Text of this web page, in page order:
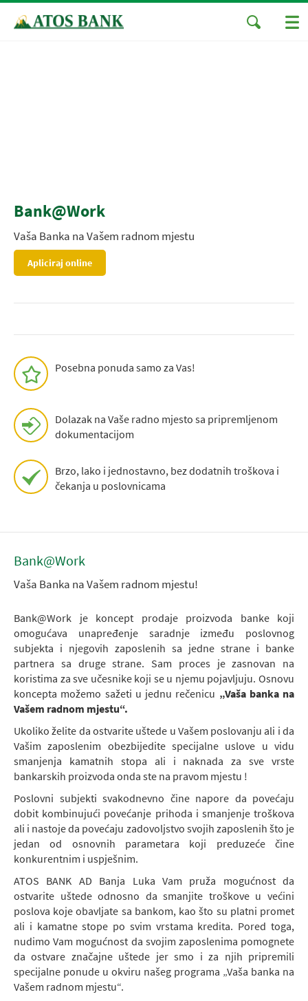
Bank@Work
Vaša Banka na Vašem radnom mjestu
Apliciraj online
Posebna ponuda samo za Vas!
Dolazak na Vaše radno mjesto sa pripremljenom
dokumentacijom
Brzo, lako i jednostavno, bez dodatnih troškova i
čekanja u poslovnicama
Bank@Work
Vaša Banka na Vašem radnom mjestu!
Bank@Work je koncept prodaje proizvoda banke koji
omogućava unapređenje saradnje između poslovnog
subjekta i njegovih zaposlenih sa jedne strane i banke
partnera sa druge strane. Sam proces je zasnovan na
koristima za sve učesnike koji se u njemu pojavljuju. Osnovu
koncepta možemo sažeti u jednu rečenicu „Vaša banka na
Vašem radnom mjestu“.
Ukoliko želite da ostvarite uštede u Vašem poslovanju ali i da
Vašim zaposlenim obezbijedite specijalne uslove u vidu
smanjenja kamatnih stopa ali i naknada za sve vrste
bankarskih proizvoda onda ste na pravom mjestu !
Poslovni subjekti svakodnevno čine napore da povećaju
dobit kombinujući povećanje prihoda i smanjenje troškova
ali i nastoje da povećaju zadovoljstvo svojih zaposlenih što je
jedan od osnovnih parametara koji preduzeće čine
konkurentnim i uspješnim.
ATOS BANK AD Banja Luka Vam pruža mogućnost da
ostvarite uštede odnosno da smanjite troškove u većini
poslova koje obavljate sa bankom, kao što su platni promet
ali i kamatne stope po svim vrstama kredita. Pored toga,
nudimo Vam mogućnost da svojim zaposlenima pomognete
da ostvare značajne uštede jer smo i za njih pripremili
specijalne ponude u okviru našeg programa „Vaša banka na
Vašem radnom mjestu“.